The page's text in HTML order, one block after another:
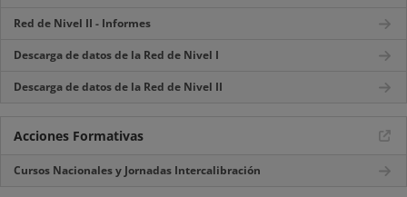
Red de Nivel II - Informes
Descarga de datos de la Red de Nivel I
Descarga de datos de la Red de Nivel II
Acciones Formativas
Cursos Nacionales y Jornadas Intercalibración